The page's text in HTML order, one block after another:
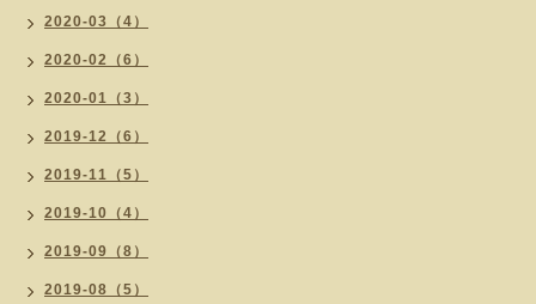
2020-03（4）
2020-02（6）
2020-01（3）
2019-12（6）
2019-11（5）
2019-10（4）
2019-09（8）
2019-08（5）